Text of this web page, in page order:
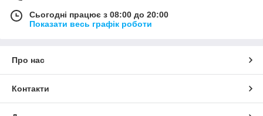
Сьогодні працює з 08:00 до 20:00
Показати весь графік роботи
Про нас
Контакти